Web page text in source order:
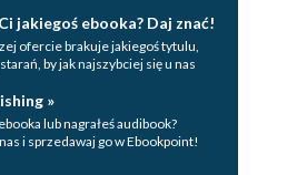
słów kluczowych (136)
obrazów (137)
(138)
inteligentne (138)
(139)
jakiegoś ebooka? Daj znać!
ofercie brakuje jakiegoś tytulu,
by jak najszybciej się u nas
»
lub nagrałeś audibook?
i sprzedawaj go w Ebookpoint!